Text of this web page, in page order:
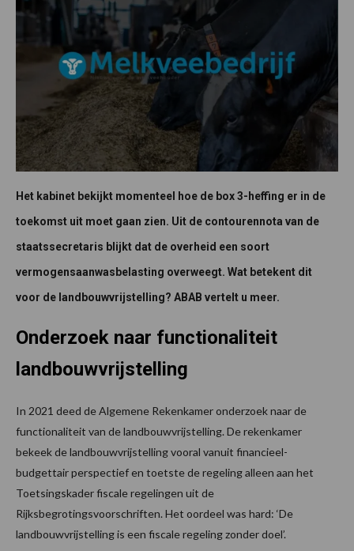
Het kabinet bekijkt momenteel hoe de box 3-heffing er in de
toekomst uit moet gaan zien. Uit de contourennota van de
staatssecretaris blijkt dat de overheid een soort
vermogensaanwasbelasting overweegt. Wat betekent dit
voor de landbouwvrijstelling? ABAB vertelt u meer.
Onderzoek naar functionaliteit
landbouwvrijstelling
In 2021 deed de Algemene Rekenkamer onderzoek naar de
functionaliteit van de landbouwvrijstelling. De rekenkamer
bekeek de landbouwvrijstelling vooral vanuit financieel-
budgettair perspectief en toetste de regeling alleen aan het
Toetsingskader fiscale regelingen uit de
Rijksbegrotingsvoorschriften. Het oordeel was hard: ‘De
landbouwvrijstelling is een fiscale regeling zonder doel’.